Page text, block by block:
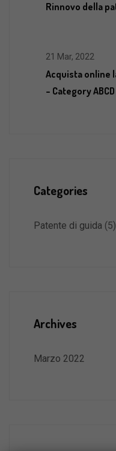
Rinnovo della
21 Mar, 2022
Acquista online
– Category ABCD
Categories
Patente di guida (5)
Archives
Marzo 2022